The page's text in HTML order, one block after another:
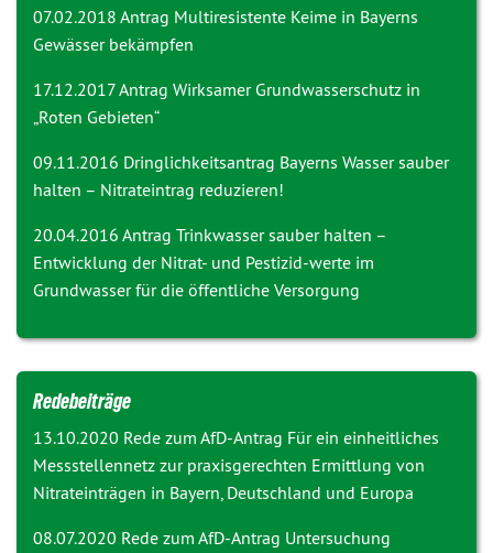
07.02.2018 Antrag Multiresistente Keime in Bayerns
Gewässer bekämpfen
17.12.2017 Antrag Wirksamer Grundwasserschutz in
„Roten Gebieten“
09.11.2016 Dringlichkeitsantrag Bayerns Wasser sauber
halten – Nitrateintrag reduzieren!
20.04.2016 Antrag Trinkwasser sauber halten –
Entwicklung der Nitrat- und Pestizid-werte im
Grundwasser für die öffentliche Versorgung
Redebeiträge
13.10.2020 Rede zum AfD-Antrag Für ein einheitliches
Messstellennetz zur praxisgerechten Ermittlung von
Nitrateinträgen in Bayern, Deutschland und Europa
08.07.2020 Rede zum AfD-Antrag Untersuchung